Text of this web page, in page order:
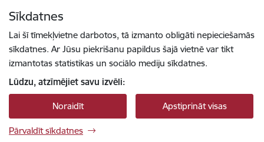
Sīkdatnes
Lai šī tīmekļvietne darbotos, tā izmanto obligāti nepieciešamās
sīkdatnes. Ar Jūsu piekrišanu papildus šajā vietnē var tikt
izmantotas statistikas un sociālo mediju sīkdatnes.
Lūdzu, atzīmējiet savu izvēli:
Noraidīt Apstiprināt visas
Pārvaldīt sīkdatnes